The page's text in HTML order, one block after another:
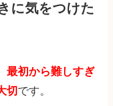
に気をつけた
最初から難しすぎ
切です。